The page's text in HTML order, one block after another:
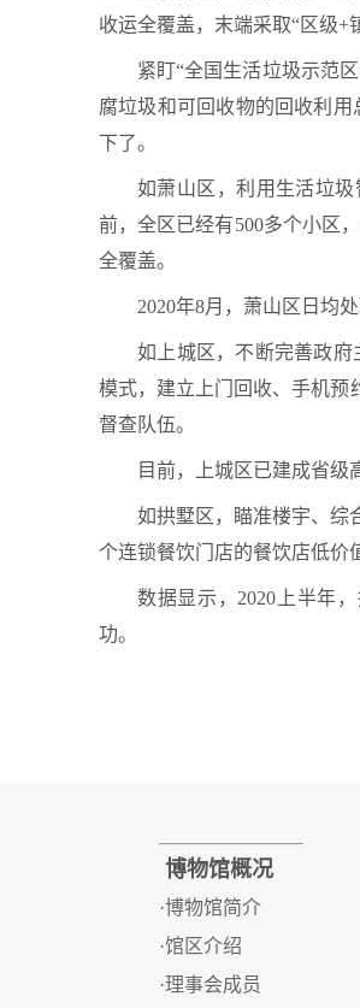
收运全覆盖，末端采取“区级+
紧盯“全国生活垃圾示范
腐垃圾和可回收物的回收利用
下了。
如萧山区，利用生活垃
前，全区已经有500多个小区
全覆盖。
2020年8月，萧山区日均
如上城区，不断完善政府
模式，建立上门回收、手机预
督查队伍。
目前，上城区已建成省级
如拱墅区，瞄准楼宇、综
个连锁餐饮门店的餐饮店低价
数据显示，2020上半年
功。
博物馆概况
·博物馆简介
·馆区介绍
·理事会成员